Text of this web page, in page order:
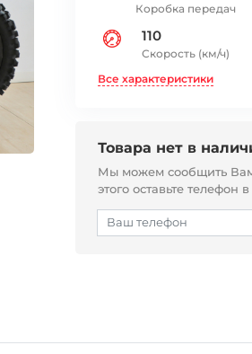
Коробка передач
110
Скорость (км/ч)
Все характеристики
Товара нет в
Мы можем сообщить
этого оставьте телефон